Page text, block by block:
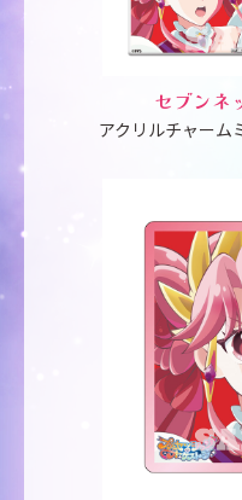
セブンネ
アクリルチャー